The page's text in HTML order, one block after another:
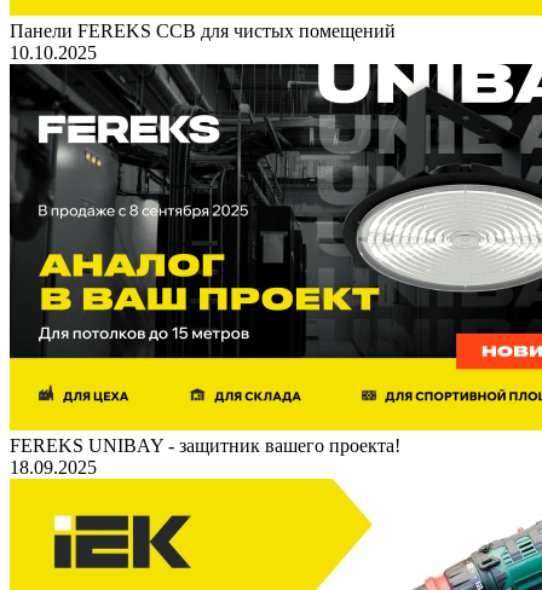
Панели FEREKS ССВ для чистых помещений
10.10.2025
FEREKS UNIBAY - защитник вашего проекта!
18.09.2025